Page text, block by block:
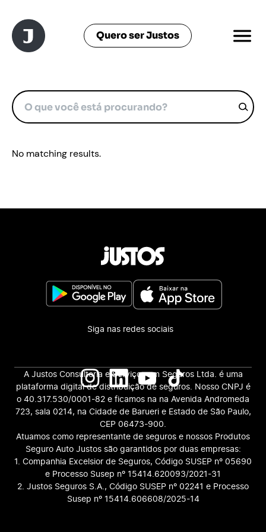
Quero ser Justos
No matching results.
Siga nas redes sociais
A Justos Consultoria e Serviços em Seguros Ltda. é uma
plataforma digital de distribuição de seguros. Nosso CNPJ é
o 40.317.530/0001-82 e ficamos na na Avenida Andromeda
723, sala 0214, na Cidade de Barueri e Estado de São Paulo,
CEP 06473-900.
Atuamos como representante de seguros e nossos Produtos
Seguro Auto Justos são garantidos por duas empresas:
1. Companhia Excelsior de Seguros, Código SUSEP nº 05690
e Processo Susep nº 15414.620093/2021-31
2. Justos Seguros S.A., Código SUSEP nº 02241 e Processo
Susep nº 15414.606608/2025-14